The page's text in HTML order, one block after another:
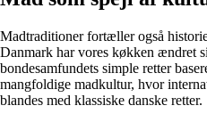
Madtraditioner fortæller også
Danmark har vores køkken ændret
bondesamfundets simple retter
mangfoldige madkultur, hvor
blandes med klassiske danske retter.